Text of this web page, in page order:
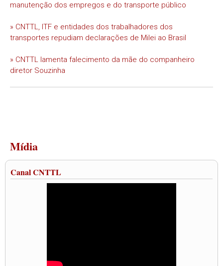
manutenção dos empregos e do transporte público
» CNTTL, ITF e entidades dos trabalhadores dos
transportes repudiam declarações de Milei ao Brasil
» CNTTL lamenta falecimento da mãe do companheiro
diretor Souzinha
Mídia
Canal CNTTL